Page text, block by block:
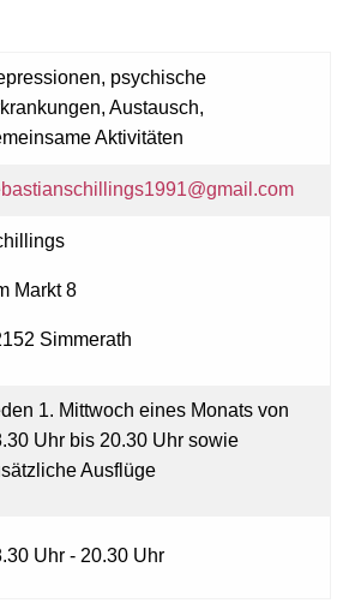
psychische
Austausch,
Aktivitäten
Markt 8
Simmerath
1. Mittwoch eines Monats von
Uhr bis 20.30 Uhr sowie
Ausflüge
Uhr - 20.30 Uhr